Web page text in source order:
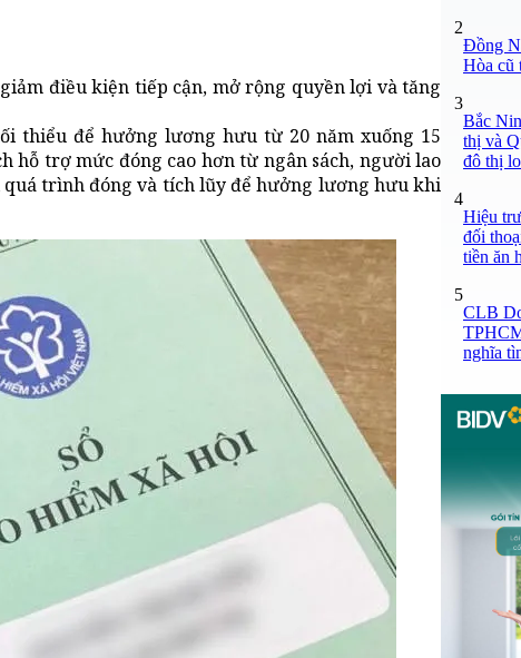
điều kiện tiếp cận, mở rộng quyền lợi và tăng
thiểu để hưởng lương hưu từ 20 năm xuống 15
hỗ trợ mức đóng cao hơn từ ngân sách, người lao
trình đóng và tích lũy để hưởng lương hưu khi
2
Đồng
Hòa cũ
3
Bắc
thị và
đô thị
4
Hiệu
đối
tiền ăn
5
CLB
nghĩa